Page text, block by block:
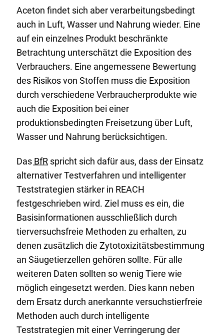
Aceton findet sich aber verarbeitungsbedingt
auch in Luft, Wasser und Nahrung wieder. Eine
auf ein einzelnes Produkt beschränkte
Betrachtung unterschätzt die Exposition des
Verbrauchers. Eine angemessene Bewertung
des Risikos von Stoffen muss die Exposition
durch verschiedene Verbraucherprodukte wie
auch die Exposition bei einer
produktionsbedingten Freisetzung über Luft,
Wasser und Nahrung berücksichtigen.
Das BfRspricht sich dafür aus, dass der Einsatz
alternativer Testverfahren und intelligenter
Teststrategien stärker in REACH
festgeschrieben wird. Ziel muss es ein, die
Basisinformationen ausschließlich durch
tierversuchsfreie Methoden zu erhalten, zu
denen zusätzlich die Zytotoxizitätsbestimmung
an Säugetierzellen gehören sollte. Für alle
weiteren Daten sollten so wenig Tiere wie
möglich eingesetzt werden. Dies kann neben
dem Ersatz durch anerkannte versuchstierfreie
Methoden auch durch intelligente
Teststrategien mit einer Verringerung der